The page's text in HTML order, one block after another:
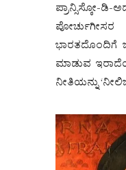
ಭಾರತದೊಂದಿಗೆ
ಮಾಡುವ
ನೀತಿಯನ್ನು